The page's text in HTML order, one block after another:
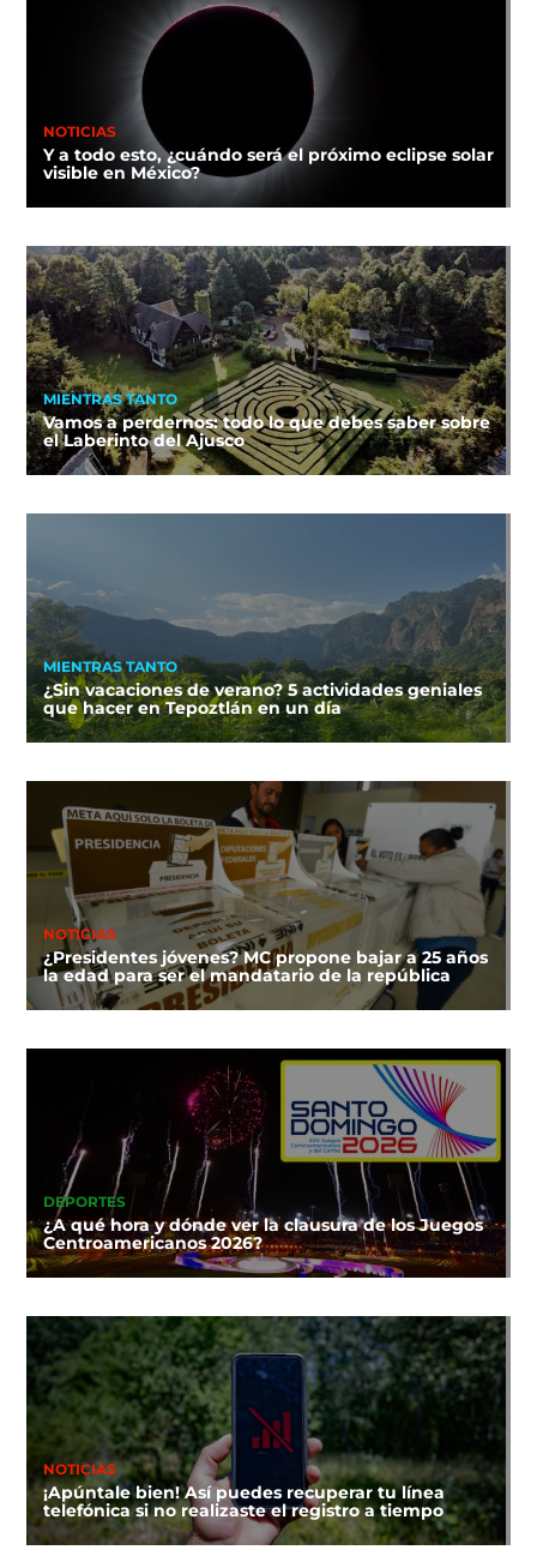
NOTICIAS
Y a todo esto, ¿cuándo será el próximo eclipse solar
visible en México?
MIENTRAS TANTO
Vamos a perdernos: todo lo que debes saber sobre
el Laberinto del Ajusco
MIENTRAS TANTO
¿Sin vacaciones de verano? 5 actividades geniales
que hacer en Tepoztlán en un día
NOTICIAS
¿Presidentes jóvenes? MC propone bajar a 25 años
la edad para ser el mandatario de la república
DEPORTES
¿A qué hora y dónde ver la clausura de los Juegos
Centroamericanos 2026?
NOTICIAS
¡Apúntale bien! Así puedes recuperar tu línea
telefónica si no realizaste el registro a tiempo